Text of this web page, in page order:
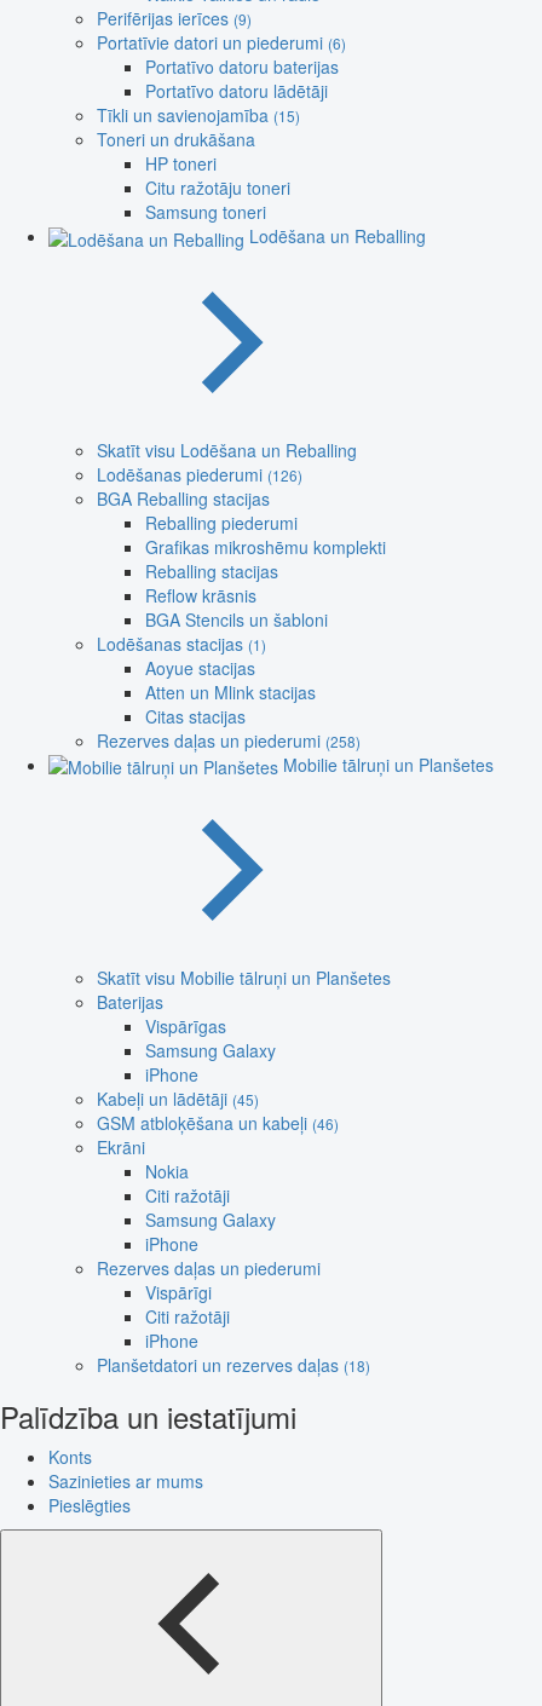
Perifērijas ierīces (9)
Portatīvie datori un piederumi (6)
Portatīvo datoru baterijas
Portatīvo datoru lādētāji
Tīkli un savienojamība (15)
Toneri un drukāšana
HP toneri
Citu ražotāju toneri
Samsung toneri
Lodēšana un Reballing
Skatīt visu Lodēšana un Reballing
Lodēšanas piederumi (126)
BGA Reballing stacijas
Reballing piederumi
Grafikas mikroshēmu komplekti
Reballing stacijas
Reflow krāsnis
BGA Stencils un šabloni
Lodēšanas stacijas (1)
Aoyue stacijas
Atten un Mlink stacijas
Citas stacijas
Rezerves daļas un piederumi (258)
Mobilie tālruņi un Planšetes
Skatīt visu Mobilie tālruņi un Planšetes
Baterijas
Vispārīgas
Samsung Galaxy
iPhone
Kabeļi un lādētāji (45)
GSM atbloķēšana un kabeļi (46)
Ekrāni
Nokia
Citi ražotāji
Samsung Galaxy
iPhone
Rezerves daļas un piederumi
Vispārīgi
Citi ražotāji
iPhone
Planšetdatori un rezerves daļas (18)
Palīdzība un iestatījumi
Konts
Sazinieties ar mums
Pieslēgties